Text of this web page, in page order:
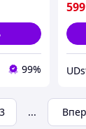
99%
599
3 ...